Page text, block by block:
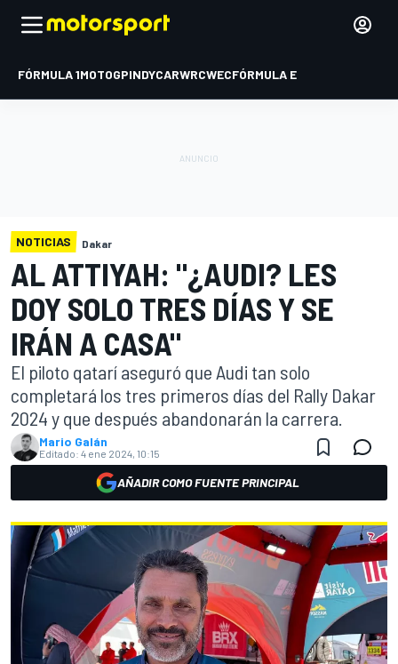
FÓRMULA 1MOTOGPINDYCARWRCWECFÓRMULA E
NOTICIAS Dakar
AL ATTIYAH: "¿AUDI? LES
DOY SOLO TRES DÍAS Y SE
IRÁN A CASA"
El piloto qatarí aseguró que Audi tan solo
completará los tres primeros días del Rally Dakar
2024 y que después abandonarán la carrera.
Mario Galán
Editado: 4 ene 2024, 10:15
AÑADIR COMO FUENTE PRINCIPAL